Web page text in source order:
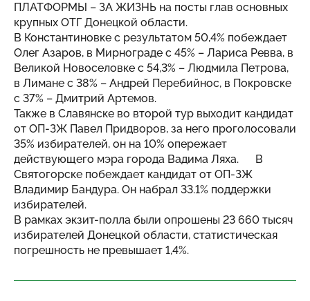
ПЛАТФОРМЫ – ЗА ЖИЗНЬ на посты глав основных
крупных ОТГ Донецкой области.
В Константиновке с результатом 50,4% побеждает
Олег Азаров, в Мирнограде с 45% – Лариса Ревва, в
Великой Новоселовке с 54,3% – Людмила Петрова,
в Лимане с 38% – Андрей Перебийнос, в Покровске
с 37% – Дмитрий Артемов.
Также в Славянске во второй тур выходит кандидат
от ОП-ЗЖ Павел Придворов, за него проголосовали
35% избирателей, он на 10% опережает
действующего мэра города Вадима Ляха. В
Святогорске побеждает кандидат от ОП-ЗЖ
Владимир Бандура. Он набрал 33.1% поддержки
избирателей.
В рамках экзит-полла были опрошены 23 660 тысяч
избирателей Донецкой области, статистическая
погрешность не превышает 1,4%.